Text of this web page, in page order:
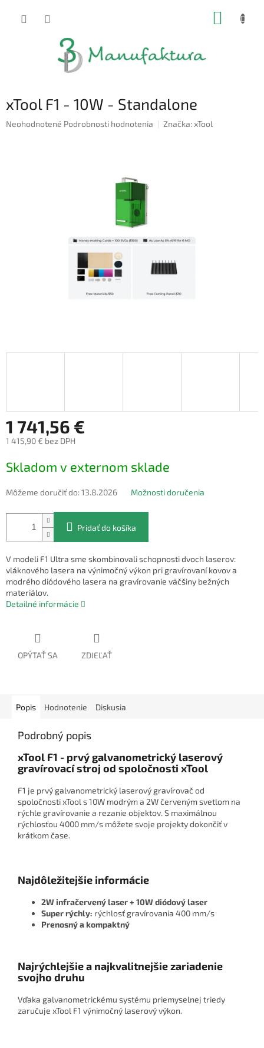
xTool F1 - 10W - Standalone
Priemerné
Neohodnotené Podrobnosti hodnotenia Značka:xTool
1 741,56 €
1 415,90 € bez DPH
cena:
Skladom v externom sklade
Môžeme doručiť do:13.8.2026 Možnosti doručenia
Pridať do košíka
V modeli F1 Ultra sme skombinovali schopnosti dvoch laserov:
vláknového lasera na výnimočný výkon pri gravírovaní kovov a
modrého diódového lasera na gravírovanie väčšiny bežných
materiálov.
Detailné informácie
OPÝTAŤ SA ZDIEĽAŤ
Popis Hodnotenie Diskusia
Podrobný popis
xTool F1 - prvý galvanometrický laserový
gravírovací stroj od spoločnosti xTool
F1 je prvý galvanometrický laserový gravírovač od
spoločnosti xTool s 10W modrým a 2W červeným svetlom na
rýchle gravírovanie a rezanie objektov. S maximálnou
rýchlosťou 4000 mm/s môžete svoje projekty dokončiť v
krátkom čase.
Najdôležitejšie informácie
2W infračervený laser + 10W diódový laser
Super rýchly: rýchlosť gravírovania 400 mm/s
Prenosný a kompaktný
Najrýchlejšie a najkvalitnejšie zariadenie
svojho druhu
Vďaka galvanometrickému systému priemyselnej triedy
zaručuje xTool F1 výnimočný laserový výkon.